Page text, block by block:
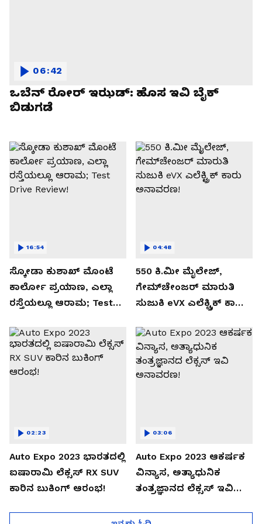
ಒಬೆನ್ ರೋರ್ ಇಝಡ್: ಹೊಸ ಇವಿ ಬೈಕ್
ಬಿಡುಗಡೆ
06:42
ಸ್ಕೋಡಾ ಕುಶಾಖ್ ಮೊಂಟೆ
ಕಾರ್ಲೋ ಪ್ರಯಾಣ, ಎಲ್ಲಾ
ರಸ್ತೆಯಲ್ಲೂ ಆರಾಮ; Test
16:54
550 ಕಿ.ಮೀ ಮೈಲೇಜ್,
ಗೇಮ್‌ಚೇಂಜರ್ ಮಾರುತಿ
ಸುಜುಕಿ eVX ಎಲೆಕ್ಟ್ರಿಕ್ ಕಾರು
04:48
Auto Expo 2023 ಭಾರತದಲ್ಲಿ
ಐಷಾರಾಮಿ ಲೆಕ್ಸಸ್ RX SUV
ಕಾರಿನ ಬುಕಿಂಗ್ ಆರಂಭ!
02:23
Auto Expo 2023 ಆಕರ್ಷಕ
ವಿನ್ಯಾಸ, ಅತ್ಯಾಧುನಿಕ
ತಂತ್ರಜ್ಞಾನದ ಲೆಕ್ಸಸ್ ಇವಿ
03:06